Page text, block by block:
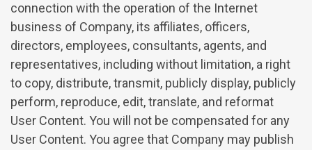
connection with the operation of the Internet
business of Company, its affiliates, officers,
directors, employees, consultants, agents, and
representatives, including without limitation, a right
to copy, distribute, transmit, publicly display, publicly
perform, reproduce, edit, translate, and reformat
User Content. You will not be compensated for any
User Content. You agree that Company may publish